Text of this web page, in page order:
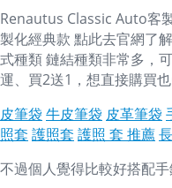
Renautus Classic Auto客
製化經典款 點此去官網了
式種類 鏈結種類非常多，
運、買2送1，想直接購買
皮筆袋 牛皮筆袋 皮革筆袋
照套 護照套 護照 套 推薦
不過個人覺得比較好搭配